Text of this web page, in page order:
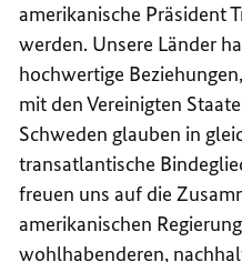
amerikanische Präsident
werden. Unsere Länder
hochwertige
mit den Vereinigten
Schweden glauben in
transatlantische
freuen uns auf die
amerikanischen
wohlhabenderen,